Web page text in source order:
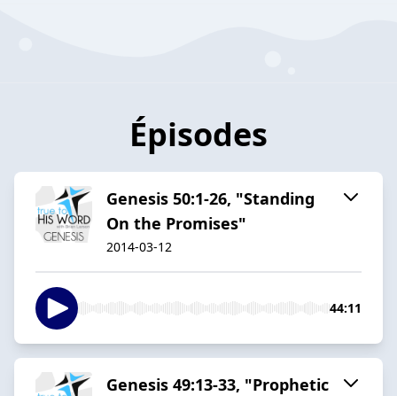
Épisodes
Genesis 50:1-26, "Standing
On the Promises"
2014-03-12
44:11
Genesis 49:13-33, "Prophetic